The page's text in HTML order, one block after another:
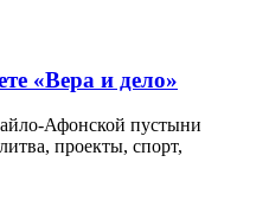
«Вера и дело»
пустыни
проекты, спорт,